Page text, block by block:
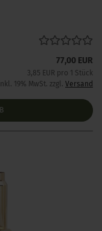
77,00 EUR
3,85 EUR pro 1 Stück
19% MwSt. zzgl. Versand